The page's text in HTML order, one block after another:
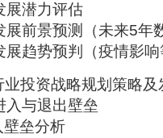
展潜力评估
前景预测（未来5年
趋势预判（疫情影
投资战略规划策略及
入与退出壁垒
垒分析